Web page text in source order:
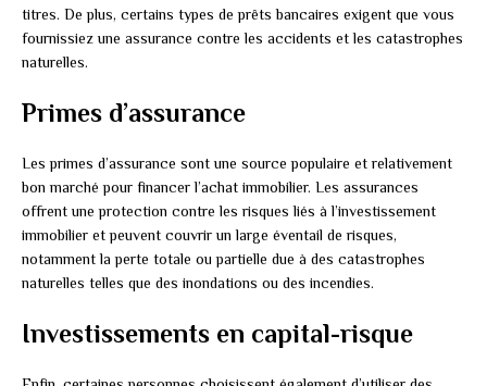
titres. De plus, certains types de prêts bancaires exigent que vous
fournissiez une assurance contre les accidents et les catastrophes
naturelles.
Primes d’assurance
Les primes d’assurance sont une source populaire et relativement
bon marché pour financer l’achat immobilier. Les assurances
offrent une protection contre les risques liés à l’investissement
immobilier et peuvent couvrir un large éventail de risques,
notamment la perte totale ou partielle due à des catastrophes
naturelles telles que des inondations ou des incendies.
Investissements en capital-risque